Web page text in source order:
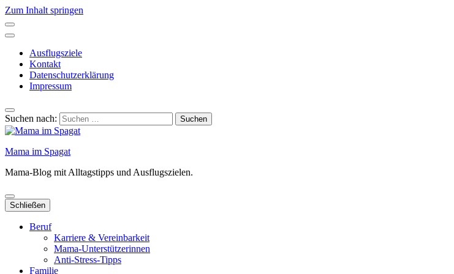
Zum Inhalt springen
Ausflugsziele
Kontakt
Datenschutzerklärung
Impressum
Suchen nach:
Mama im Spagat
Mama-Blog mit Alltagstipps und Ausflugszielen.
Schließen
Beruf
Karriere & Vereinbarkeit
Mama-Unterstützerinnen
Anti-Stress-Tipps
Familie